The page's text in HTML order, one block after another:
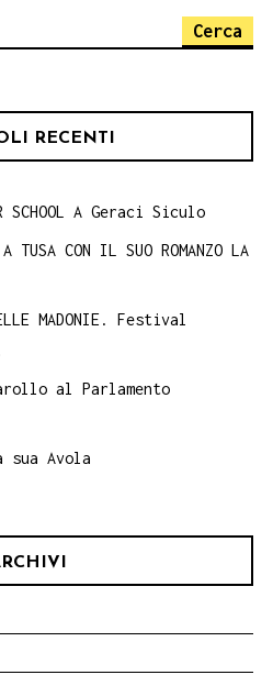
RECENTI
SCHOOL A Geraci Siculo
CON IL SUO ROMANZO LA
MADONIE. Festival
al Parlamento
sua Avola